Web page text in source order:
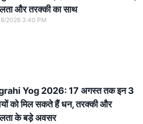
और तरक्की का साथ
2026 3:40 PM
Yog 2026: 17 अगस्त तक इन 3
को मिल सकते हैं धन, तरक्की और
के बड़े अवसर